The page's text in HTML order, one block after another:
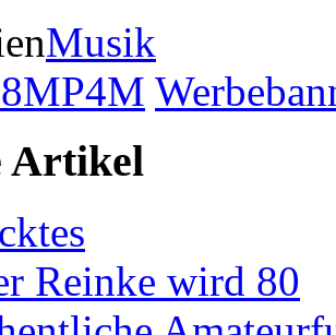
Musik
Artikel
Reinke wird 80